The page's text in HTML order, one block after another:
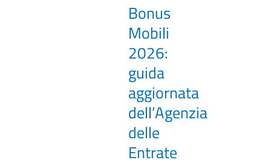
Bonus
Mobili
2026:
guida
aggiornata
dell’Agenzia
delle
Entrate